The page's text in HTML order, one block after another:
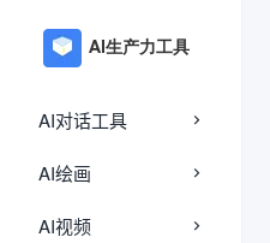
AI对话工具
AI绘画
AI视频